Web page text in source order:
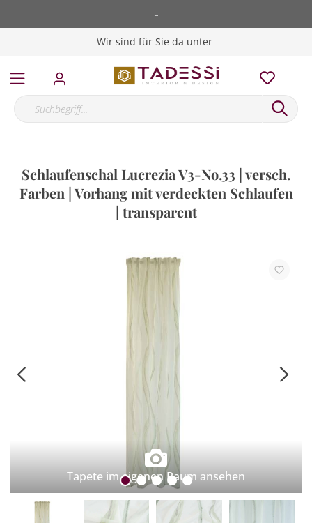
-
Wir sind für Sie da unter
Schlaufenschal Lucrezia V3-No.33 | versch.
Farben | Vorhang mit verdeckten Schlaufen
| transparent
Tapete im eigenen Raum ansehen